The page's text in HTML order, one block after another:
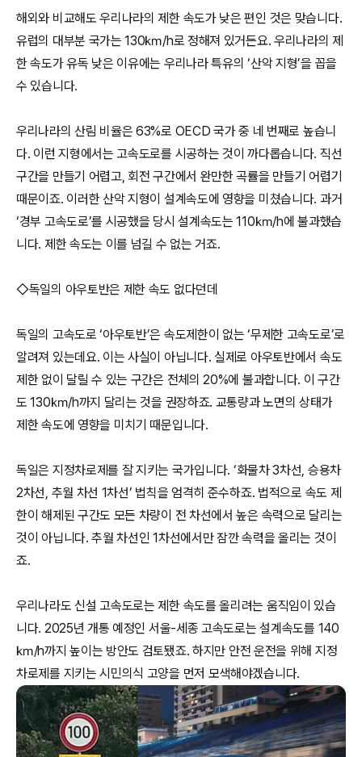
해외와 비교해도 우리나라의 제한 속도가 낮은 편인 것은 맞습니다.
유럽의 대부분 국가는 130㎞/h로 정해져 있거든요. 우리나라의 제
한 속도가 유독 낮은 이유에는 우리나라 특유의 ‘산악 지형’을 꼽을
수 있습니다.
우리나라의 산림 비율은 63%로 OECD 국가 중 네 번째로 높습니
다. 이런 지형에서는 고속도로를 시공하는 것이 까다롭습니다. 직선
구간을 만들기 어렵고, 회전 구간에서 완만한 곡률을 만들기 어렵기
때문이죠. 이러한 산악 지형이 설계속도에 영향을 미쳤습니다. 과거
‘경부 고속도로’를 시공했을 당시 설계속도는 110㎞/h에 불과했습
니다. 제한 속도는 이를 넘길 수 없는 거죠.
◇독일의 아우토반은 제한 속도 없다던데
독일의 고속도로 ‘아우토반’은 속도제한이 없는 ‘무제한 고속도로’로
알려져 있는데요. 이는 사실이 아닙니다. 실제로 아우토반에서 속도
제한 없이 달릴 수 있는 구간은 전체의 20%에 불과합니다. 이 구간
도 130㎞/h까지 달리는 것을 권장하죠. 교통량과 노면의 상태가
제한 속도에 영향을 미치기 때문입니다.
독일은 지정차로제를 잘 지키는 국가입니다. ‘화물차 3차선, 승용차
2차선, 추월 차선 1차선’ 법칙을 엄격히 준수하죠. 법적으로 속도 제
한이 해제된 구간도 모든 차량이 전 차선에서 높은 속력으로 달리는
것이 아닙니다. 추월 차선인 1차선에서만 잠깐 속력을 올리는 것이
죠.
우리나라도 신설 고속도로는 제한 속도를 올리려는 움직임이 있습
니다. 2025년 개통 예정인 서울-세종 고속도로는 설계속도를 140
㎞/h까지 높이는 방안도 검토됐죠. 하지만 안전 운전을 위해 지정
차로제를 지키는 시민의식 고양을 먼저 모색해야겠습니다.